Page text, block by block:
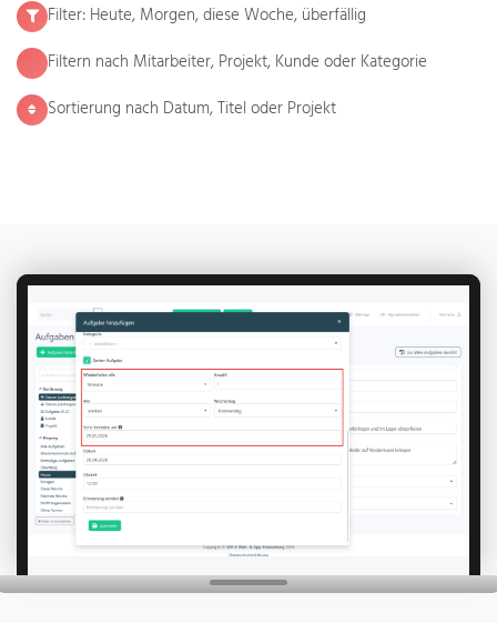
Filter: Heute, Morgen, diese Woche, überfällig
Filtern nach Mitarbeiter, Projekt, Kunde oder Kategorie
Sortierung nach Datum, Titel oder Projekt